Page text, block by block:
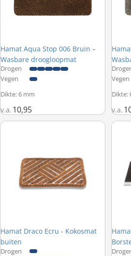
Hamat Aqua Stop 006 Bruin –
Wasbare droogloopmat
Drogen
Vegen
Dikte: 6 mm
v.a. 10,95
Vegen
Dikte:
v.a.
Hamat Draco Ecru - Kokosmat buiten
Hamat Draco Ecru - Kokosmat
buiten
Drogen